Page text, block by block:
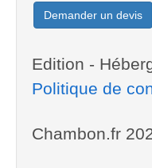
Demander un devis
Edition -
Politique de
Chambon.fr